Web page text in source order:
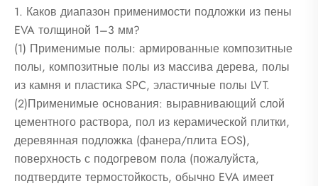
1. Каков диапазон применимости подложки из пены
EVA толщиной 1–3 мм?
(1) Применимые полы: армированные композитные
полы, композитные полы из массива дерева, полы
из камня и пластика SPC, эластичные полы LVT.
(2)Применимые основания: выравнивающий слой
цементного раствора, пол из керамической плитки,
деревянная подложка (фанера/плита EOS),
поверхность с подогревом пола (пожалуйста,
подтвердите термостойкость, обычно EVA имеет